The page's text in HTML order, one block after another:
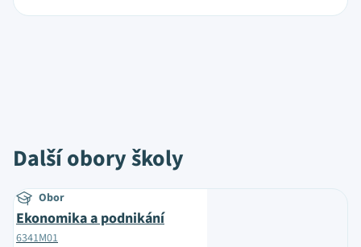
Další obory školy
Obor
Ekonomika a podnikání
6341M01